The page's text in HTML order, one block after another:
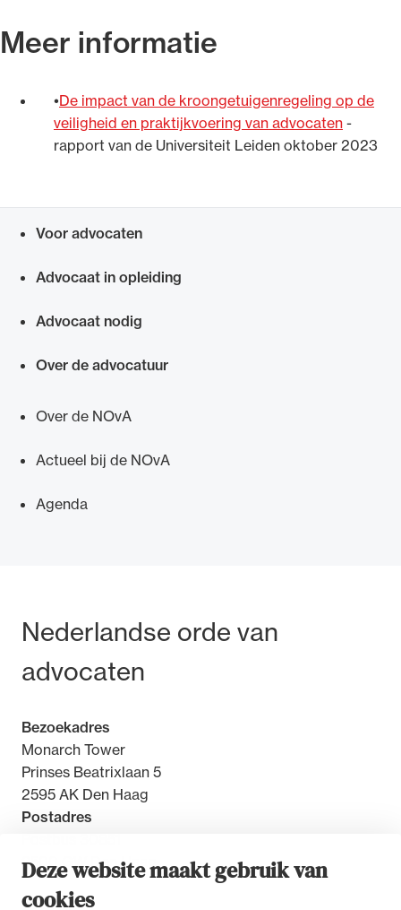
Deze website maakt gebruik van
cookies
Meer informatie
De impact van de kroongetuigenregeling op de
veiligheid en praktijkvoering van advocaten -
rapport van de Universiteit Leiden oktober 2023
Voor advocaten
Advocaat in opleiding
Advocaat nodig
Over de advocatuur
Over de NOvA
Actueel bij de NOvA
Agenda
Bezoek- en postadres
Nederlandse orde van
advocaten
Bezoekadres
Monarch Tower
Prinses Beatrixlaan 5
2595 AK Den Haag
Postadres
2500 GW Den Haag